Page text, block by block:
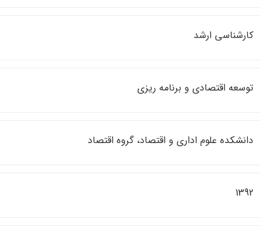
كارشناسي ارشد
توسعه اقتصادي و برنامه ريزي
دانشكده علوم اداري و اقتصاد، گروه اقتصاد
1392